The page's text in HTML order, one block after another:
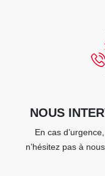
NOUS
En cas
n’hésitez pas à